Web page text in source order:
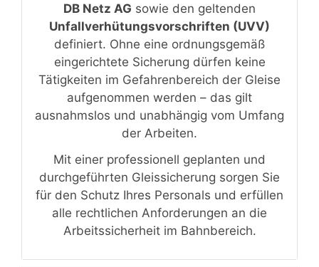
DB Netz AG sowie den geltenden
Unfallverhütungsvorschriften (UVV)
definiert. Ohne eine ordnungsgemäß
eingerichtete Sicherung dürfen keine
Tätigkeiten im Gefahrenbereich der Gleise
aufgenommen werden – das gilt
ausnahmslos und unabhängig vom Umfang
der Arbeiten.
Mit einer professionell geplanten und
durchgeführten Gleissicherung sorgen Sie
für den Schutz Ihres Personals und erfüllen
alle rechtlichen Anforderungen an die
Arbeitssicherheit im Bahnbereich.